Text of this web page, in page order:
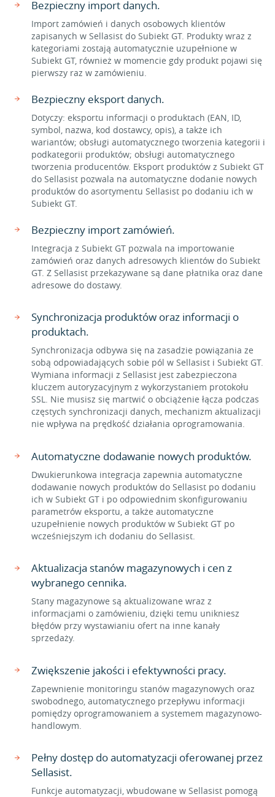
Bezpieczny import danych.
Import zamówień i danych osobowych klientów
zapisanych w Sellasist do Subiekt GT. Produkty wraz z
kategoriami zostają automatycznie uzupełnione w
Subiekt GT, również w momencie gdy produkt pojawi się
pierwszy raz w zamówieniu.
Bezpieczny eksport danych.
Dotyczy: eksportu informacji o produktach (EAN, ID,
symbol, nazwa, kod dostawcy, opis), a także ich
wariantów; obsługi automatycznego tworzenia kategorii i
podkategorii produktów; obsługi automatycznego
tworzenia producentów. Eksport produktów z Subiekt GT
do Sellasist pozwala na automatyczne dodanie nowych
produktów do asortymentu Sellasist po dodaniu ich w
Subiekt GT.
Bezpieczny import zamówień.
Integracja z Subiekt GT pozwala na importowanie
zamówień oraz danych adresowych klientów do Subiekt
GT. Z Sellasist przekazywane są dane płatnika oraz dane
adresowe do dostawy.
Synchronizacja produktów oraz informacji o
produktach.
Synchronizacja odbywa się na zasadzie powiązania ze
sobą odpowiadających sobie pól w Sellasist i Subiekt GT.
Wymiana informacji z Sellasist jest zabezpieczona
kluczem autoryzacyjnym z wykorzystaniem protokołu
SSL. Nie musisz się martwić o obciążenie łącza podczas
częstych synchronizacji danych, mechanizm aktualizacji
nie wpływa na prędkość działania oprogramowania.
Automatyczne dodawanie nowych produktów.
Dwukierunkowa integracja zapewnia automatyczne
dodawanie nowych produktów do Sellasist po dodaniu
ich w Subiekt GT i po odpowiednim skonfigurowaniu
parametrów eksportu, a także automatyczne
uzupełnienie nowych produktów w Subiekt GT po
wcześniejszym ich dodaniu do Sellasist.
Aktualizacja stanów magazynowych i cen z
wybranego cennika.
Stany magazynowe są aktualizowane wraz z
informacjami o zamówieniu, dzięki temu unikniesz
błędów przy wystawianiu ofert na inne kanały
sprzedaży.
Zwiększenie jakości i efektywności pracy.
Zapewnienie monitoringu stanów magazynowych oraz
swobodnego, automatycznego przepływu informacji
pomiędzy oprogramowaniem a systemem magazynowo-
handlowym.
Pełny dostęp do automatyzacji oferowanej przez
Sellasist.
Funkcje automatyzacji, wbudowane w Sellasist pomogą